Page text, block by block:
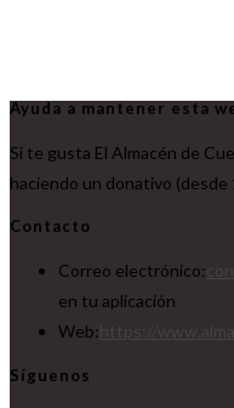
Ayuda a mantener esta
Si te gusta El Almacén de
haciendo un donativo (desde
Contacto
Correo electrónico:
en tu aplicación
Web:
Síguenos